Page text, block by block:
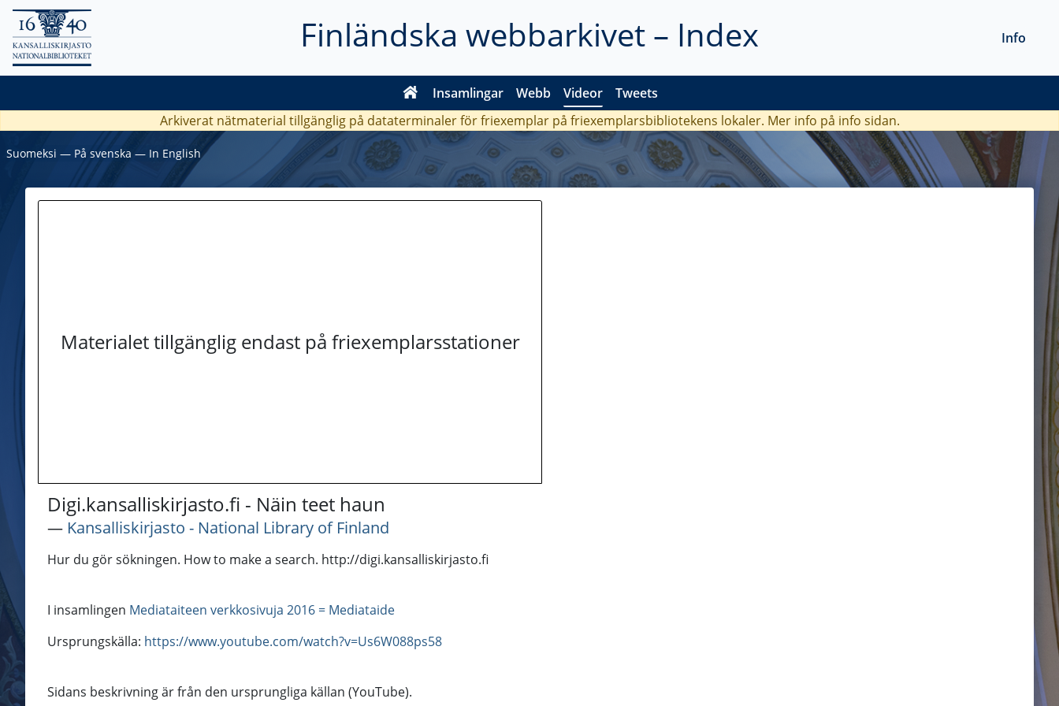
Finländska webbarkivet – Index
Insamlingar Webb Videor Tweets
Info
Arkiverat nätmaterial tillgänglig på dataterminaler för friexemplar på friexemplarsbibliotekens lokaler. Mer info på info sidan.
Suomeksi ― På svenska ― In English
Materialet tillgänglig endast på friexemplarsstationer
Digi.kansalliskirjasto.fi - Näin teet haun
― Kansalliskirjasto - National Library of Finland
Hur du gör sökningen. How to make a search. http://digi.kansalliskirjasto.fi
I insamlingen Mediataiteen verkkosivuja 2016 = Mediataide
Ursprungskälla: https://www.youtube.com/watch?v=Us6W088ps58
Sidans beskrivning är från den ursprungliga källan (YouTube).